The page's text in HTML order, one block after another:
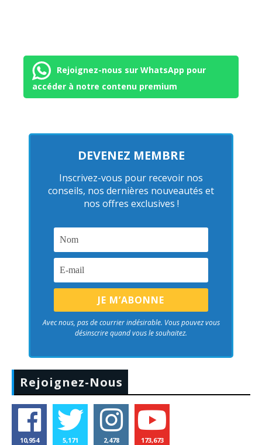
Rejoignez-nous sur WhatsApp pour
accéder à notre contenu premium
DEVENEZ MEMBRE
Inscrivez-vous pour recevoir nos
conseils, nos dernières nouveautés et
nos offres exclusives !
Avec nous, pas de courrier indésirable. Vous pouvez vous
désinscrire quand vous le souhaitez.
Rejoignez-Nous
10,954 5,171 2,478 173,673